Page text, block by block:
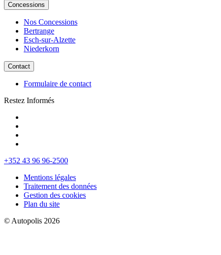
Concessions
Nos Concessions
Bertrange
Esch-sur-Alzette
Niederkorn
Contact
Formulaire de contact
Restez Informés
+352 43 96 96-2500
Mentions légales
Traitement des données
Gestion des cookies
Plan du site
© Autopolis 2026